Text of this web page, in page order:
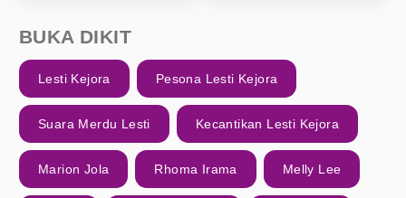
BUKA DIKIT
Lesti Kejora Pesona Lesti Kejora
Suara Merdu Lesti Kecantikan Lesti Kejora
Marion Jola Rhoma Irama Melly Lee